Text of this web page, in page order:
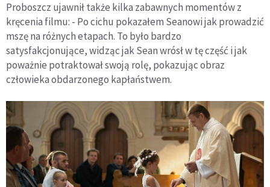
Proboszcz ujawnił także kilka zabawnych momentów z
kręcenia filmu: - Po cichu pokazałem Seanowi jak prowadzić
mszę na różnych etapach. To było bardzo
satysfakcjonujące, widząc jak Sean wrósł w tę część i jak
poważnie potraktował swoją rolę, pokazując obraz
człowieka obdarzonego kapłaństwem.